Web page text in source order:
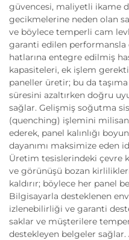
güvencesi, maliyetli ikame
gecikmelerine neden olan
ve böylece temperli cam
garanti edilen performansla
hatlarına entegre edilmiş
kapasiteleri, ek işlem
paneller üretir; bu da
süresini azaltırken doğru
sağlar. Gelişmiş soğutma
(quenching) işlemini
ederek, panel kalınlığı
dayanımı maksimize eden
Üretim tesislerindeki çevre
ve görünüşü bozan
kaldırır; böylece her panel
Bilgisayarla desteklenen
izlenebilirliği ve garanti
saklar ve müşterilere
destekleyen belgeler